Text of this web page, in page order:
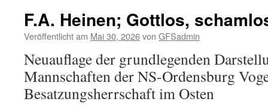
F.A. Heinen; Gottlos,
Veröffentlicht am Mai 30, 2026von GFSadmin
Neuauflage der grundlegenden
Mannschaften der NS-Ordensburg
Besatzungsherrschaft im Osten